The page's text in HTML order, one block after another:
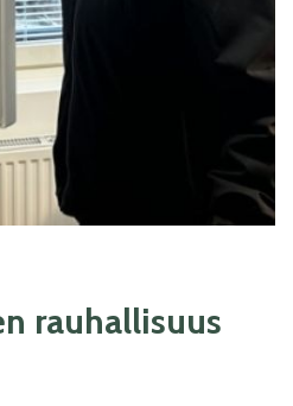
rauhallisuus